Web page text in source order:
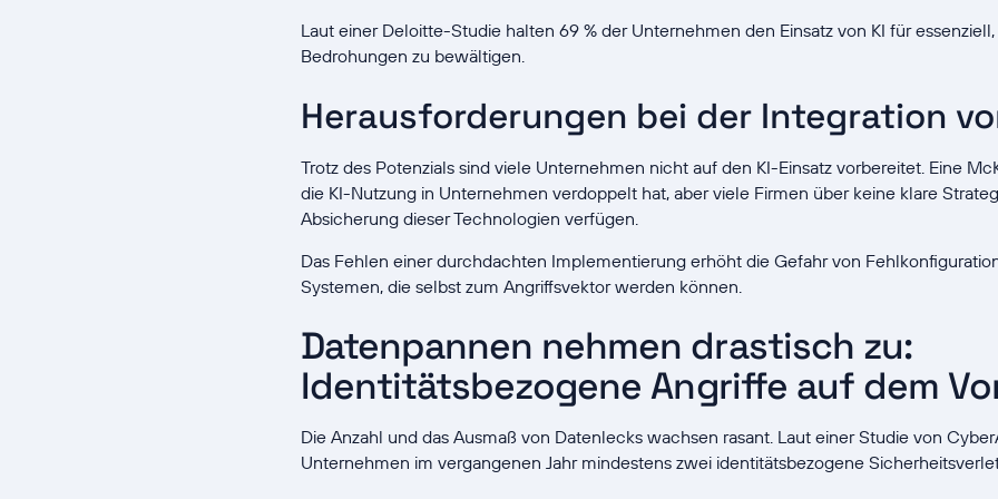
Laut einer Deloitte-Studie halten 69 % der Unternehmen den Einsatz von KI für
Bedrohungen zu bewältigen.
Herausforderungen bei der Integration
Trotz des Potenzials sind viele Unternehmen nicht auf den KI-Einsatz vorbereitet. Eine
die KI-Nutzung in Unternehmen verdoppelt hat, aber viele Firmen über keine klare
Absicherung dieser Technologien verfügen.
Das Fehlen einer durchdachten Implementierung erhöht die Gefahr von
Systemen, die selbst zum Angriffsvektor werden können.
Datenpannen nehmen drastisch zu:
Identitätsbezogene Angriffe auf dem
Die Anzahl und das Ausmaß von Datenlecks wachsen rasant. Laut einer Studie von
Unternehmen im vergangenen Jahr mindestens zwei identitätsbezogene